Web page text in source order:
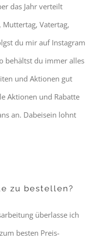
das Jahr verteilt
Vatertag,
du mir auf Instagram
behältst du immer alles
und Aktionen gut
Aktionen und Rabatte
an. Dabeisein lohnt
zu bestellen?
überlasse ich
besten Preis-